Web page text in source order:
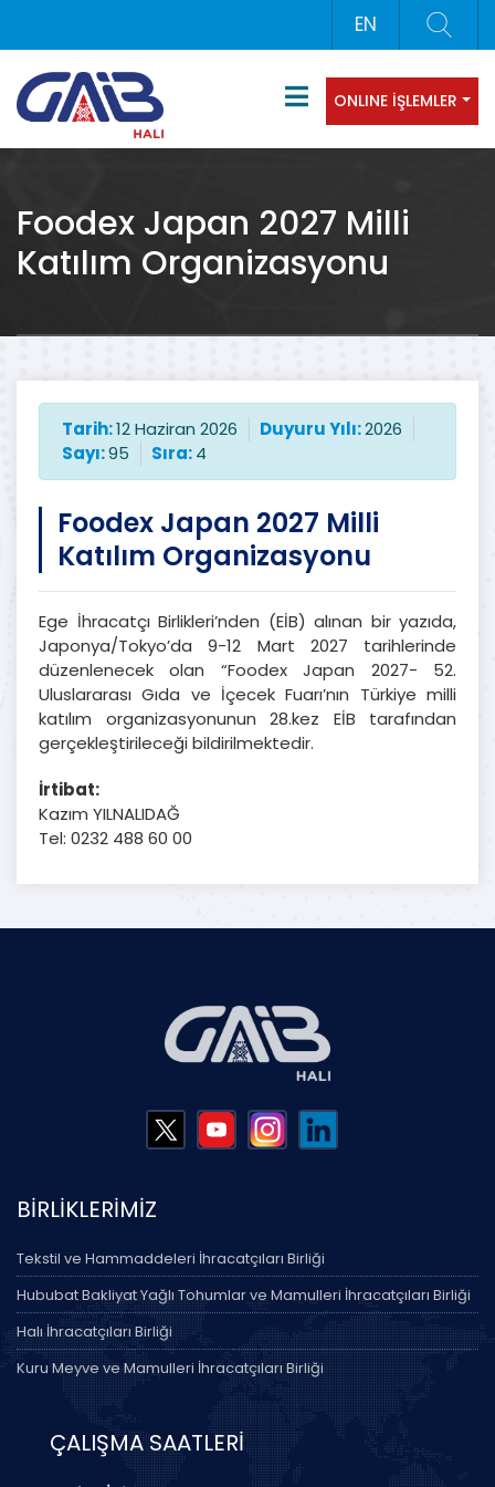
EN
ONLINE İŞLEMLER
Foodex Japan 2027 Milli
Katılım Organizasyonu
Tarih:12 Haziran 2026 Duyuru Yılı:2026
Sayı:95 Sıra:4
Foodex Japan 2027 Milli
Katılım Organizasyonu
Ege İhracatçı Birlikleri’nden (EİB) alınan bir yazıda,
Japonya/Tokyo’da 9-12 Mart 2027 tarihlerinde
düzenlenecek olan “Foodex Japan 2027- 52.
Uluslararası Gıda ve İçecek Fuarı’nın Türkiye milli
katılım organizasyonunun 28.kez EİB tarafından
gerçekleştirileceği bildirilmektedir.
İrtibat:
Kazım YILNALIDAĞ
Tel: 0232 488 60 00
BİRLİKLERİMİZ
Tekstil ve Hammaddeleri İhracatçıları Birliği
Hububat Bakliyat Yağlı Tohumlar ve Mamulleri İhracatçıları Birliği
Halı İhracatçıları Birliği
Kuru Meyve ve Mamulleri İhracatçıları Birliği
ÇALIŞMA SAATLERİ